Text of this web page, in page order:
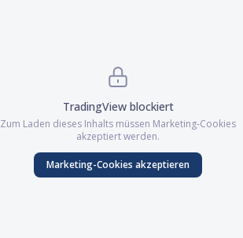
TradingViewblockiert
Zum Laden dieses Inhalts müssen Marketing-Cookies
akzeptiert werden.
Marketing-Cookies akzeptieren